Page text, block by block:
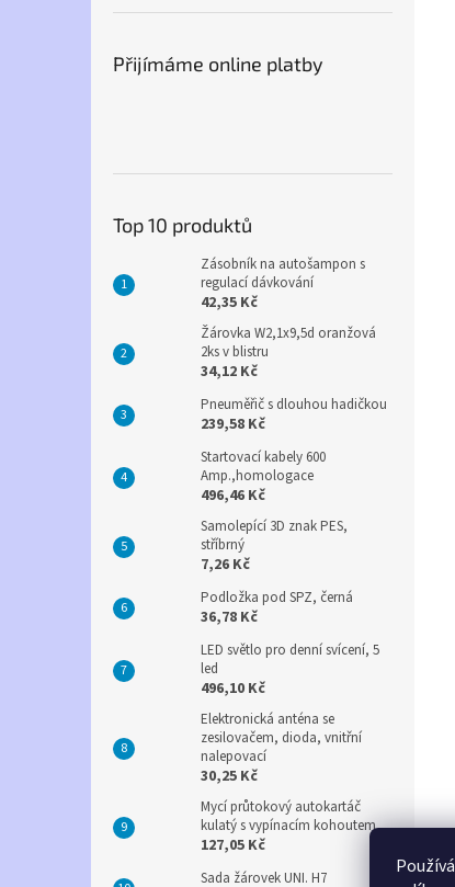
Přijímáme online platby
Top 10 produktů
Zásobník na autošampon s
regulací dávkování
42,35 Kč
Žárovka W2,1x9,5d oranžová
2ks v blistru
34,12 Kč
Pneuměřič s dlouhou hadičkou
239,58 Kč
Startovací kabely 600
Amp.,homologace
496,46 Kč
Samolepící 3D znak PES,
stříbrný
7,26 Kč
Podložka pod SPZ, černá
36,78 Kč
LED světlo pro denní svícení, 5
led
496,10 Kč
Elektronická anténa se
zesilovačem, dioda, vnitřní
nalepovací
30,25 Kč
Mycí průtokový autokartáč
kulatý s vypínacím kohoutem
127,05 Kč
Sada žárovek UNI. H7